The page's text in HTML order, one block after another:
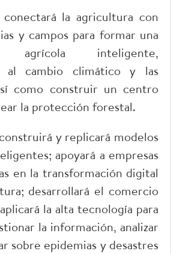
conectará la agricultura con
y campos para formar una
agrícola inteligente,
al cambio climático y las
como construir un centro
la protección forestal.
y replicará modelos
apoyará a empresas
en la transformación digital
desarrollará el comercio
la alta tecnología para
la información, analizar
sobre epidemias y desastres